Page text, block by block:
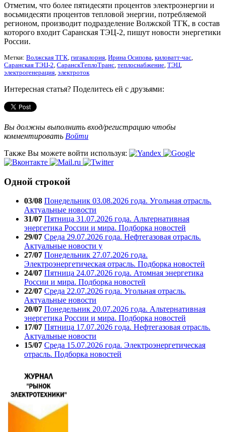
Отметим, что более пятидесяти процентов электроэнергии и
восьмидесяти процентов тепловой энергии, потребляемой
регионом, производит подразделение Волжской ТГК, в состав
которого входит Саранская ТЭЦ-2, пишут новости энергетики
России.
Метки: Волжская ТГК, гигакалория, Ирина Осипова, киловатт-час,
Саранская ТЭЦ-2, СаранскТеплоТранс, теплоснабжение, ТЭЦ,
электрогенерация, электроток
Интересная статья? Поделитесь ей с друзьями:
Вы должны выполнить вход/регистрацию чтобы
комментировать Войти
Также Вы можете войти используя:
Одной строкой
03/08 Понедельник 03.08.2026 года. Угольная отрасль.
Актуальные новости
31/07 Пятница 31.07.2026 года. Альтернативная
энергетика России и мира. Подборка новостей
29/07 Среда 29.07.2026 года. Нефтегазовая отрасль.
Актуальные новости у
27/07 Понедельник 27.07.2026 года.
Электроэнергетическая отрасль. Подборка новостей
24/07 Пятница 24.07.2026 года. Атомная энергетика
России и мира. Подборка новостей
22/07 Среда 22.07.2026 года. Угольная отрасль.
Актуальные новости
20/07 Понедельник 20.07.2026 года. Альтернативная
энергетика России и мира. Подборка новостей
17/07 Пятница 17.07.2026 года. Нефтегазовая отрасль.
Актуальные новости
15/07 Среда 15.07.2026 года. Электроэнергетическая
отрасль. Подборка новостей